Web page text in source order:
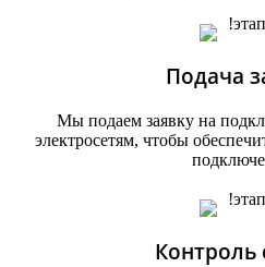
Подача
Мы подаем заявку на
электросетям, чтобы
Контроль